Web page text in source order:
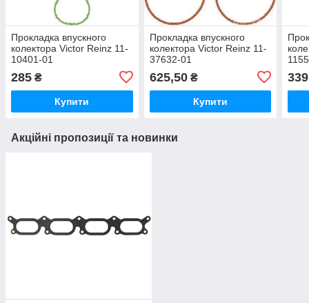
Прокладка впускного
колектора Victor Reinz 11-
10401-01
285 ₴
Купити
Прокладка впускного
колектора Victor Reinz 11-
37632-01
625,50₴
Купити
339
Акційні пропозиції та новинки